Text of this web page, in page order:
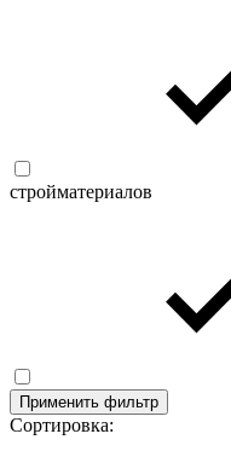
стройматериалов
Применить фильтр
Сортировка: